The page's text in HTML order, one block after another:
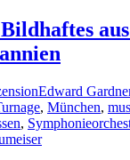
Edward
, München,
,